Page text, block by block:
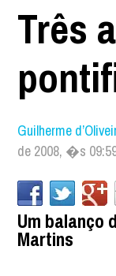
Três
Guilherme
de 2008, �s
Um balanço
Martins